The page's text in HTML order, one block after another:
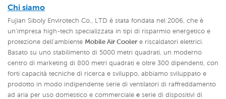
Chi siamo
Fujian Siboly Envirotech Co., LTD è stata fondata nel 2006, che è
un'impresa high-tech specializzata in tipi di risparmio energetico e
protezione dell'ambiente Mobile Air Cooler e riscaldatori elettrici.
Basato su uno stabilimento di 5000 metri quadrati, un moderno
centro di marketing di 800 metri quadrati e oltre 300 dipendenti, con
forti capacità tecniche di ricerca e sviluppo, abbiamo sviluppato e
prodotto in modo indipendente serie di ventilatori di raffreddamento
ad aria per uso domestico e commerciale e serie di dispositivi di